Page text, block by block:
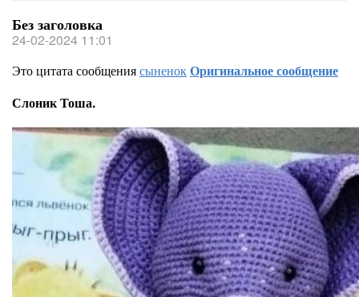
Без заголовка
24-02-2024 11:01
Это цитата сообщениясыненокОригинальное сообщение
Слоник Тоша.